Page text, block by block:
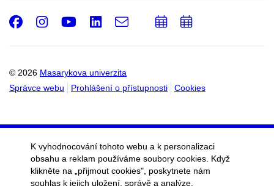
© 2026 Masarykova univerzita
Správce webu
Prohlášení o přístupnosti Cookies
Facebook
Instagram
Youtube
LinkedIn
e-
PřidatPřidat
K vyhodnocování tohoto webu a k personalizaci
obsahu a reklam používáme soubory cookies. Když
klikněte na „přijmout cookies", poskytnete nám
souhlas k jejich uložení, správě a analýze.